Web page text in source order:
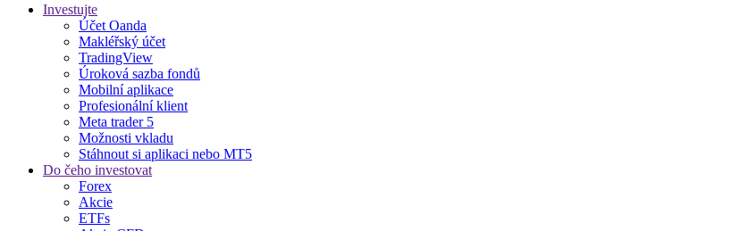
Investujte
Účet Oanda
Makléřský účet
TradingView
Úroková sazba fondů
Mobilní aplikace
Profesionální klient
Meta trader 5
Možnosti vkladu
Stáhnout si aplikaci nebo MT5
Do čeho investovat
Forex
Akcie
ETFs